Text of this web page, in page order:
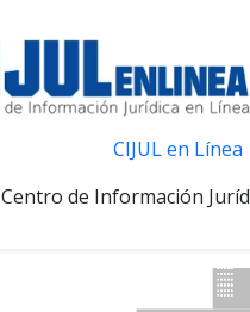
CIJUL en Línea
Centro de Información